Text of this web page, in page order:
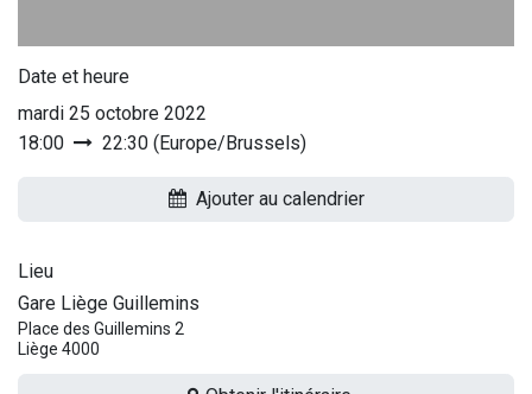
Date et heure
mardi 25 octobre 2022
18:00
22:30 (Europe/Brussels)
Ajouter au calendrier
Lieu
Gare Liège Guillemins
Place des Guillemins 2
Liège 4000